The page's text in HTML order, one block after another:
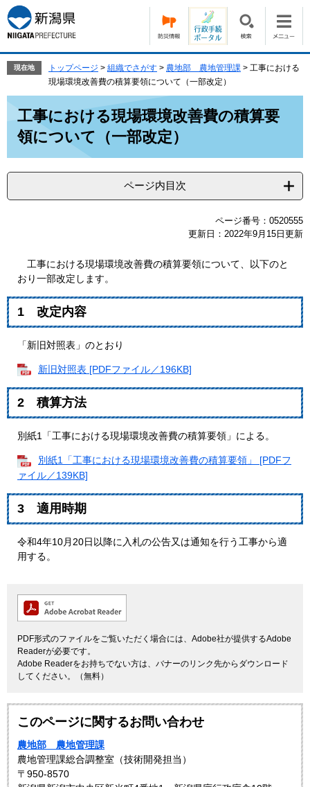
ー
ジ
の
で
す。
ニ
ュ
ー
ば
現在地 トップページ > 組織でさがす > 農地部 農地管理課 > 工事における
現場環境改善費の積算要領について（一部改定）
工事における現場環境改善費の積算要
領について（一部改定）
ページ内目次
ページ番号：0520555
更新日：2022年9月15日更新
工事における現場環境改善費の積算要領について、以下のと
おり一部改定します。
1 改定内容
「新旧対照表」のとおり
新旧対照表 [PDFファイル／196KB]
2 積算方法
別紙1「工事における現場環境改善費の積算要領」による。
別紙1「工事における現場環境改善費の積算要領」 [PDFフ
ァイル／139KB]
3 適用時期
令和4年10月20日以降に入札の公告又は通知を行う工事から適
用する。
PDF形式のファイルをご覧いただく場合には、Adobe社が提供するAdobe
Readerが必要です。
Adobe Readerをお持ちでない方は、バナーのリンク先からダウンロード
してください。（無料）
このページに関するお問い合わせ
農地部 農地管理課
農地管理課総合調整室（技術開発担当）
〒950-8570